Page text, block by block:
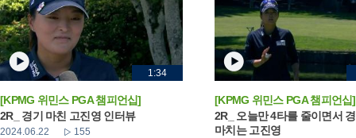
1:34
[KPMG 위민스 PGA 챔피언십]
2R_ 경기 마친 고진영 인터뷰
2024.06.22 155
[KPMG 위민스 PGA 챔피언십]
2R_ 오늘만 4타를 줄이면서
마치는 고진영